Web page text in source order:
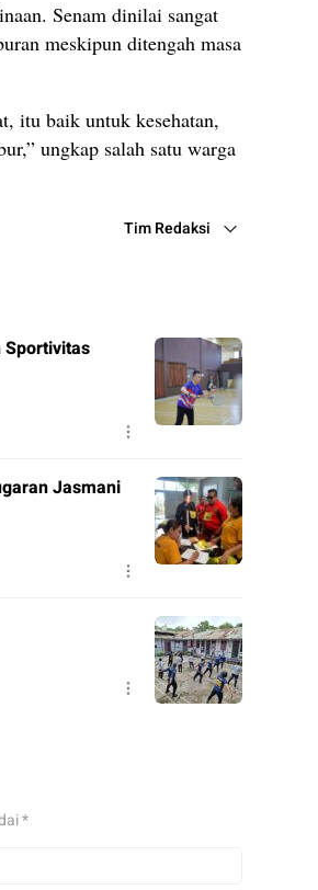
Senam dinilai sangat
meskipun ditengah masa
itu baik untuk kesehatan,
ungkap salah satu warga
Tim Redaksi
Sportivitas
Jasmani
*